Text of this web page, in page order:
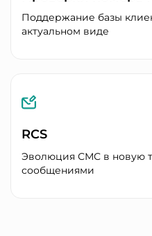
Поддержание базы
актуальном виде
RCS
Эволюция СМС в новую
сообщениями